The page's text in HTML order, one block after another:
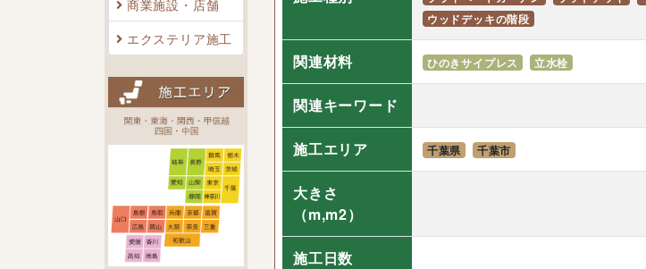
エクステリア施工
ウッドデッキの階段
関連材料 ひのきサイプレス 立水栓
関連キーワード
施工エリア 千葉県 千葉市
大きさ
（m,m2）
施工日数